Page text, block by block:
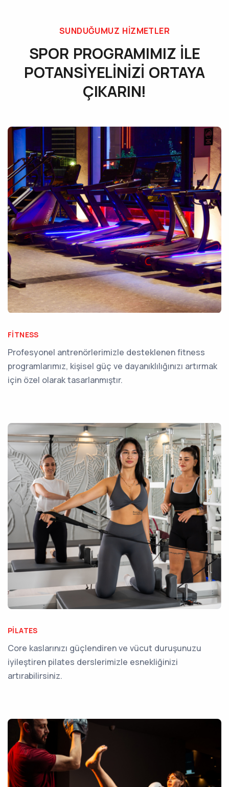
SUNDUĞUMUZ HIZMETLER
SPOR PROGRAMIMIZ İLE
POTANSİYELİNİZİ ORTAYA
ÇIKARIN!
FITNESS
Profesyonel antrenörlerimizle desteklenen fitness
programlarımız, kişisel güç ve dayanıklılığınızı artırmak
için özel olarak tasarlanmıştır.
PILATES
Core kaslarınızı güçlendiren ve vücut duruşunuzu
iyileştiren pilates derslerimizle esnekliğinizi
artırabilirsiniz.